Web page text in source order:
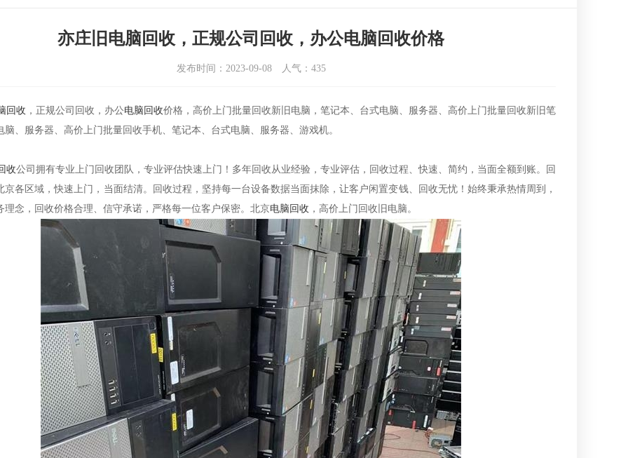
亦庄旧电脑回收，正规公司回收，办公电脑回收价格
发布时间：2023-09-08 人气： 435
回收 ，正规公司回收，办公电脑回收价格，高价上门批量回收新旧电脑，笔记本、台式电脑、服务器、高价上门批量回收新旧笔
脑、服务器、高价上门批量回收手机、笔记本、台式电脑、服务器、游戏机。
收公司拥有专业上门回收团队，专业评估快速上门！多年回收从业经验，专业评估，回收过程、快速、简约，当面全额到账。回
京各区域，快速上门，当面结清。回收过程，坚持每一台设备数据当面抹除，让客户闲置变钱、回收无忧！始终秉承热情周到，
理念，回收价格合理、信守承诺，严格每一位客户保密。北京电脑回收 ，高价上门回收旧电脑。